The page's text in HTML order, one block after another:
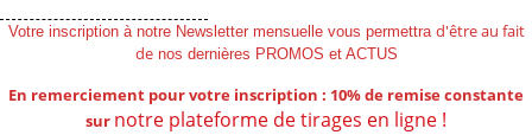
Votre inscription à notre Newsletter mensuelle vous permettra d'être au fait
denos dernières PROMOS et ACTUS
En remerciement pour votre inscription : 10% de remiseconstante
sur notre plateforme de tirages en ligne !